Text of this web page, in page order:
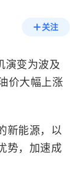
关注
演变为波及
价大幅上涨
新能源，以
势，加速成